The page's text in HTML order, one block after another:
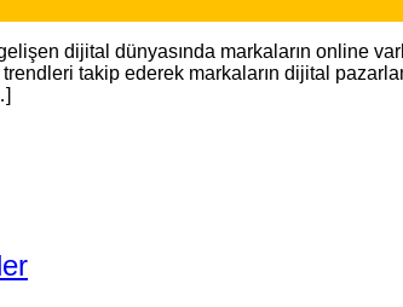
dijital dünyasında markaların online
takip ederek markaların dijital